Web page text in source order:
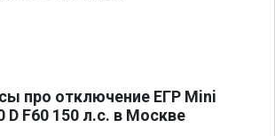
про отключение ЕГР Mini
D F60 150 л.с. в Москве